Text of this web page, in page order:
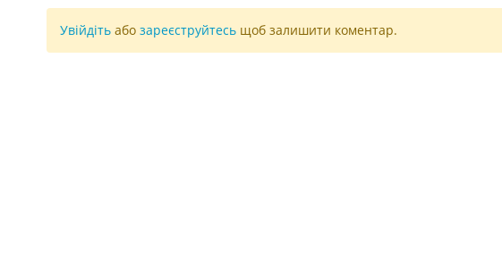
Увійдіть або зареєструйтесь щоб залишити коментар.